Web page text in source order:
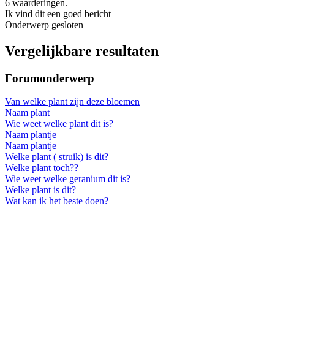
6 waarderingen.
Ik vind dit een goed bericht
Onderwerp gesloten
Vergelijkbare resultaten
Forumonderwerp
Van welke plant zijn deze bloemen
Naam plant
Wie weet welke plant dit is?
Naam plantje
Naam plantje
Welke plant ( struik) is dit?
Welke plant toch??
Wie weet welke geranium dit is?
Welke plant is dit?
Wat kan ik het beste doen?